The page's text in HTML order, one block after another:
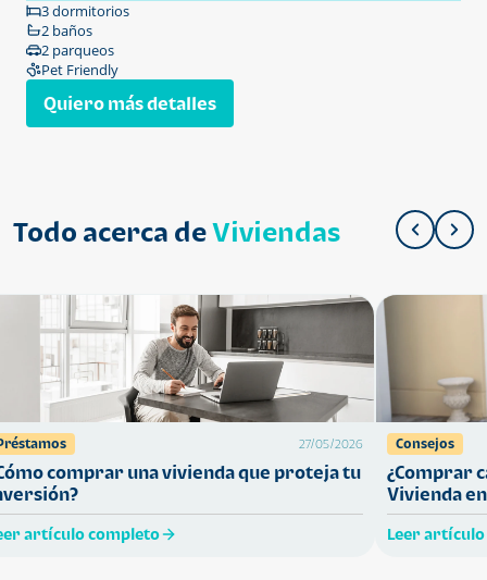
3 dormitorios
2 baños
2 parqueos
Pet Friendly
Quiero más detalles
Todo acerca deViviendas
27/05/2026
comprar una vivienda que proteja tu
artículo completo
Consejos
¿Comprar
Vivienda
Leer